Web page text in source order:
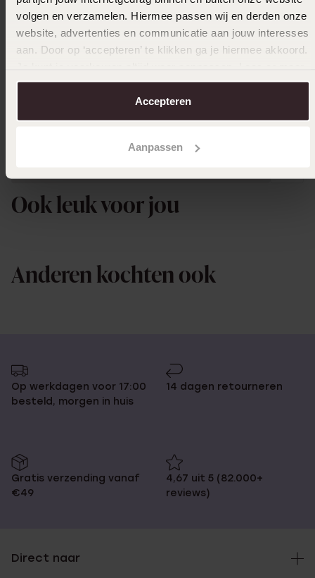
volgen en verzamelen. Hiermee passen wij en derden onze
website, advertenties en communicatie aan jouw interesses
aan. Door op ‘accepteren’ te klikken ga je hiermee akkoord.
over in onscookiebeleid.
Accepteren
Aanpassen
30-12-2025 - Tj D.
Toon meer
Ook leuk voor jou
Anderen kochten ook
Op werkdagen voor 17:00
besteld, morgen in huis
14 dagen retourneren
Gratis verzending vanaf
€49
4,67 uit 5 (82.000+
reviews)
Direct naar